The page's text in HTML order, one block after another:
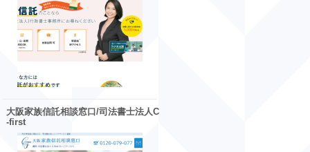
大阪家族信託相談窓口/司法書士法人C
-first